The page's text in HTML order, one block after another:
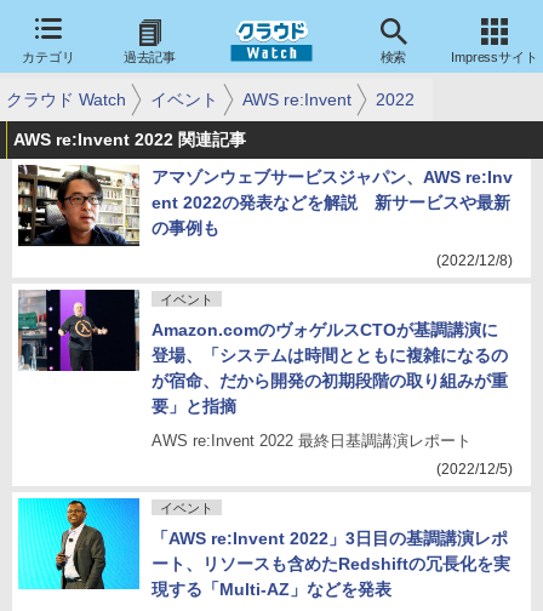
カテゴリ 過去記事 検索 Impressサイト
クラウド Watch イベント AWS re:Invent 2022
AWS re:Invent 2022 関連記事
アマゾンウェブサービスジャパン、AWS re:Inv
ent 2022の発表などを解説 新サービスや最新
の事例も
(2022/12/8)
イベント
Amazon.comのヴォゲルスCTOが基調講演に
登場、「システムは時間とともに複雑になるの
が宿命、だから開発の初期段階の取り組みが重
要」と指摘
AWS re:Invent 2022 最終日基調講演レポート
(2022/12/5)
イベント
「AWS re:Invent 2022」3日目の基調講演レポ
ート、リソースも含めたRedshiftの冗長化を実
現する「Multi-AZ」などを発表